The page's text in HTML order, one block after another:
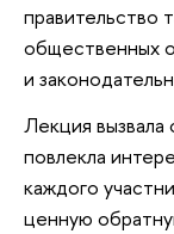
правительство
общественных
и
Лекция вызвала
повлекла
каждого
ценную